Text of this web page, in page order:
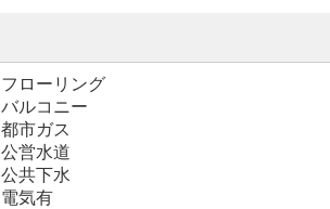
フローリング
バルコニー
都市ガス
公営水道
公共下水
電気有